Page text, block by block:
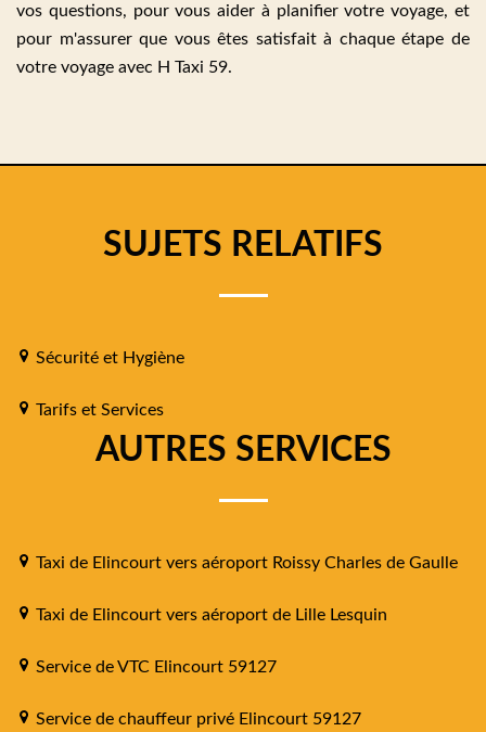
vos questions, pour vous aider à planifier votre voyage, et
pour m'assurer que vous êtes satisfait à chaque étape de
votre voyage avec H Taxi 59.
SUJETS RELATIFS
Sécurité et Hygiène
Tarifs et Services
AUTRES SERVICES
Taxi de Elincourt vers aéroport Roissy Charles de Gaulle
Taxi de Elincourt vers aéroport de Lille Lesquin
Service de VTC Elincourt 59127
Service de chauffeur privé Elincourt 59127